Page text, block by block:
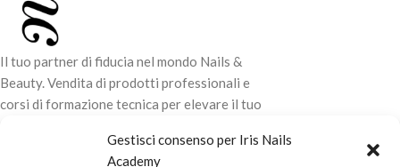
Gestisci consenso per Iris Nails
Academy
Il tuo partner di fiducia nel mondo Nails &
Beauty. Vendita di prodotti professionali e
corsi di formazione tecnica per elevare il tuo